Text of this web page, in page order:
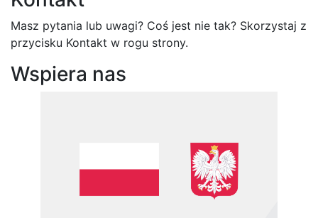
Masz pytania lub uwagi? Coś jest nie tak? Skorzystaj z
przycisku Kontakt w rogu strony.
Wspiera nas